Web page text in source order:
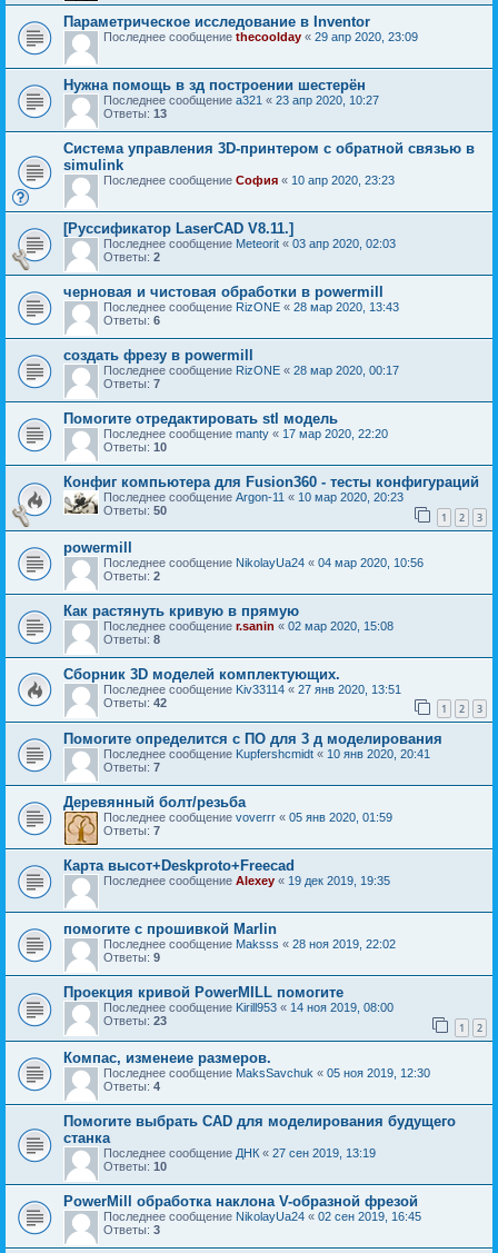
Параметрическое исследование в Inventor
Последнее сообщение thecoolday « 29 апр 2020, 23:09
Нужна помощь в зд построении шестерён
Последнее сообщение a321 « 23 апр 2020, 10:27
Ответы: 13
Система управления 3D-принтером с обратной связью в
simulink
Последнее сообщение София « 10 апр 2020, 23:23
[Руссификатор LaserCAD V8.11.]
Последнее сообщение Meteorit « 03 апр 2020, 02:03
Ответы: 2
черновая и чистовая обработки в powermill
Последнее сообщение RizONE « 28 мар 2020, 13:43
Ответы: 6
создать фрезу в powermill
Последнее сообщение RizONE « 28 мар 2020, 00:17
Ответы: 7
Помогите отредактировать stl модель
Последнее сообщение manty « 17 мар 2020, 22:20
Ответы: 10
Конфиг компьютера для Fusion360 - тесты конфигураций
Последнее сообщение Argon-11 « 10 мар 2020, 20:23
Ответы: 50 1 2 3
powermill
Последнее сообщение NikolayUa24 « 04 мар 2020, 10:56
Ответы: 2
Как растянуть кривую в прямую
Последнее сообщение r.sanin « 02 мар 2020, 15:08
Ответы: 8
Сборник 3D моделей комплектующих.
Последнее сообщение Kiv33114 « 27 янв 2020, 13:51
Ответы: 42 1 2 3
Помогите определится с ПО для 3 д моделирования
Последнее сообщение Kupfershcmidt « 10 янв 2020, 20:41
Ответы: 7
Деревянный болт/резьба
Последнее сообщение voverrr « 05 янв 2020, 01:59
Ответы: 7
Карта высот+Deskproto+Freecad
Последнее сообщение Аlеxеy « 19 дек 2019, 19:35
помогите с прошивкой Marlin
Последнее сообщение Maksss « 28 ноя 2019, 22:02
Ответы: 9
Проекция кривой PowerMILL помогите
Последнее сообщение Kirill953 « 14 ноя 2019, 08:00
Ответы: 23 1 2
Компас, изменеие размеров.
Последнее сообщение MaksSavchuk « 05 ноя 2019, 12:30
Ответы: 4
Помогите выбрать CAD для моделирования будущего
станка
Последнее сообщение ДНК « 27 сен 2019, 13:19
Ответы: 10
PowerMill обработка наклона V-образной фрезой
Последнее сообщение NikolayUa24 « 02 сен 2019, 16:45
Ответы: 3